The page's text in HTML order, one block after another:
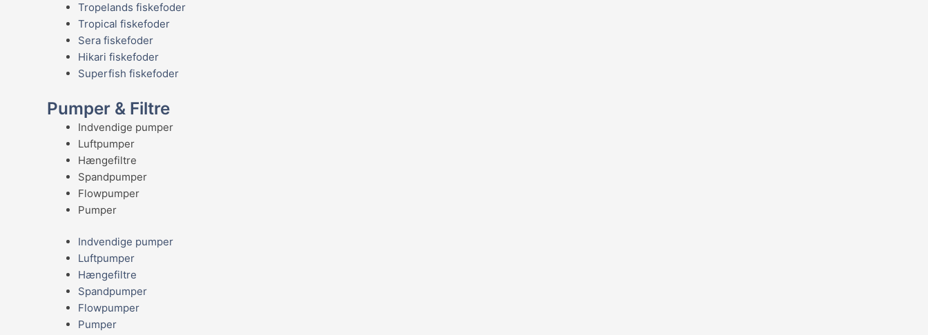
Tropelands fiskefoder
Tropical fiskefoder
Sera fiskefoder
Hikari fiskefoder
Superfish fiskefoder
Pumper & Filtre
Indvendige pumper
Luftpumper
Hængefiltre
Spandpumper
Flowpumper
Pumper
Indvendige pumper
Luftpumper
Hængefiltre
Spandpumper
Flowpumper
Pumper